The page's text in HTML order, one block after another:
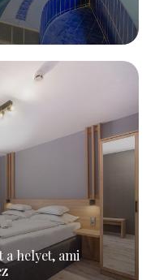
a helyet, ami